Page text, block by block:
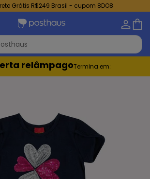
Grátis R$249 Brasil - cupom 8DO8
relâmpagoTermina em: